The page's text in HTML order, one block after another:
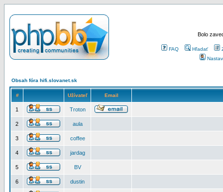
Bolo
FAQ Hľadať
Obsah fóra hifi.slovanet.sk
# Užívateľ Email
1 Troton
2 aula
3 coffee
4 jardag
5 BV
6 dustin